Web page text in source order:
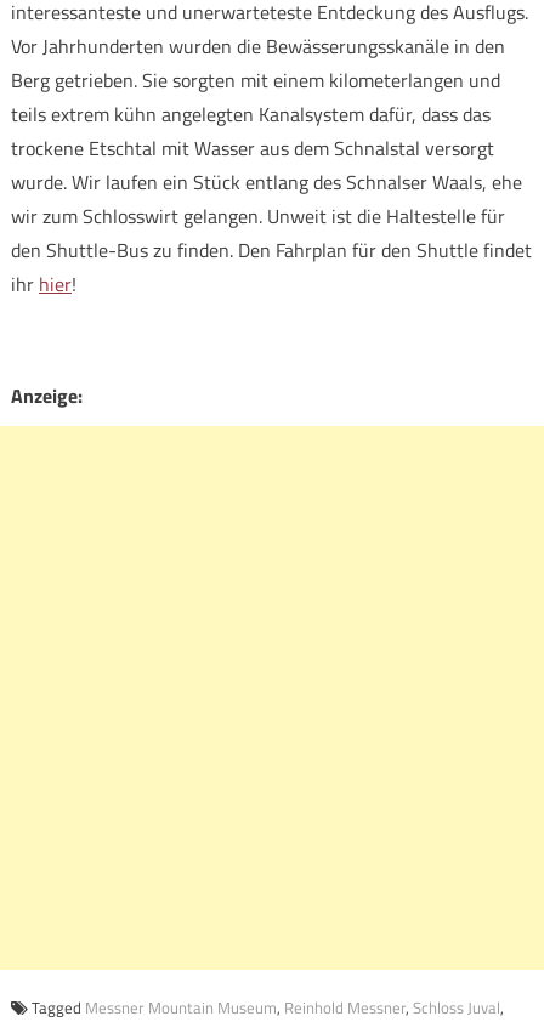
interessanteste und unerwarteteste Entdeckung des Ausflugs.
Vor Jahrhunderten wurden die Bewässerungsskanäle in den
Berg getrieben. Sie sorgten mit einem kilometerlangen und
teils extrem kühn angelegten Kanalsystem dafür, dass das
trockene Etschtal mit Wasser aus dem Schnalstal versorgt
wurde. Wir laufen ein Stück entlang des Schnalser Waals, ehe
wir zum Schlosswirt gelangen. Unweit ist die Haltestelle für
den Shuttle-Bus zu finden. Den Fahrplan für den Shuttle findet
ihr hier!
Anzeige:
Tagged Messner Mountain Museum, Reinhold Messner, Schloss Juval,